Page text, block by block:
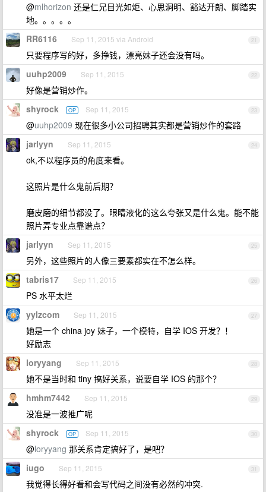
@mlhorizon 还是仁兄目光如炬、心思洞明、豁达开朗、脚踏实
地。。。。。
21
RR6116 Sep 11, 2015 via Android
只要程序写的好，多挣钱，漂亮妹子还会没有吗。
22
uuhp2009 Sep 11, 2015
好像是营销炒作。
23
shyrock OP Sep 11, 2015
@uuhp2009 现在很多小公司招聘其实都是营销炒作的套路
24
jarlyyn Sep 11, 2015
ok,不以程序员的角度来看。
这照片是什么鬼前后期？
磨皮磨的细节都没了。眼睛液化的这么夸张又是什么鬼。能不能
照片弄专业点靠谱点？
25
jarlyyn Sep 11, 2015
另外，这些照片的人像三要素都实在不怎么样。
26
tabris17 Sep 11, 2015
PS 水平太烂
27
yylzcom Sep 11, 2015
她是一个 china joy 妹子，一个模特，自学 IOS 开发？！
好励志
28
loryyang Sep 11, 2015
她不是当时和 tiny 搞好关系，说要自学 IOS 的那个？
29
hmhm7442 Sep 11, 2015
没准是一波推广呢
30
shyrock OP Sep 11, 2015
@loryyang 那关系肯定搞好了，是吧？
31
iugo Sep 11, 2015
我觉得长得好看和会写代码之间没有必然的冲突.